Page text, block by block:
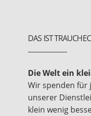
DAS IST
Die Welt ein
Wir spenden für
unserer
klein wenig